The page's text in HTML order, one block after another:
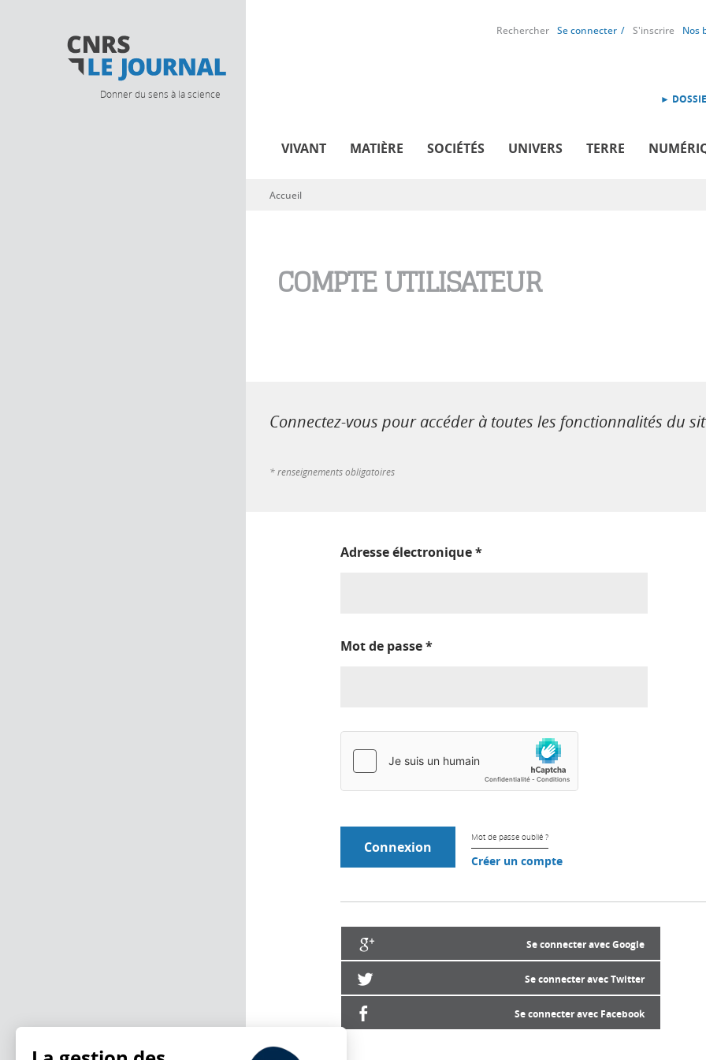
Donner du sens à la science
Rechercher Se connecter S'inscrire Nos
►
VIVANT MATIÈRE SOCIÉTÉS UNIVERS TERRE
Vous êtes ici
Accueil
COMPTE UTILISATEUR
Connectez-vous pour accéder à toutes les fonctionnalités du
* renseignements obligatoires
Adresse électronique*
Mot de passe*
Mot de passe oublié ?
Créer un compte
Se connecter avec Google
Se connecter avec Twitter
Se connecter avec Facebook